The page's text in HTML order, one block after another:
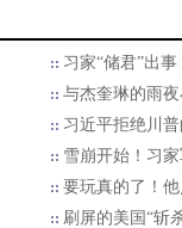
习家“储君”出
与杰奎琳的雨
习近平拒绝川普
雪崩开始！习
要玩真的了！
刷屏的美国“斩